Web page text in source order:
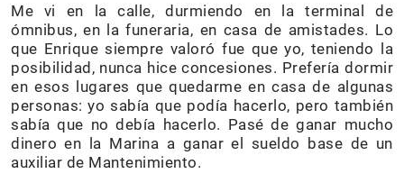
Me vi en la calle, durmiendo en la terminal de
ómnibus, en la funeraria, en casa de amistades. Lo
que Enrique siempre valoró fue que yo, teniendo la
posibilidad, nunca hice concesiones. Prefería dormir
en esos lugares que quedarme en casa de algunas
personas: yo sabía que podía hacerlo, pero también
sabía que no debía hacerlo. Pasé de ganar mucho
dinero en la Marina a ganar el sueldo base de un
auxiliar de Mantenimiento.